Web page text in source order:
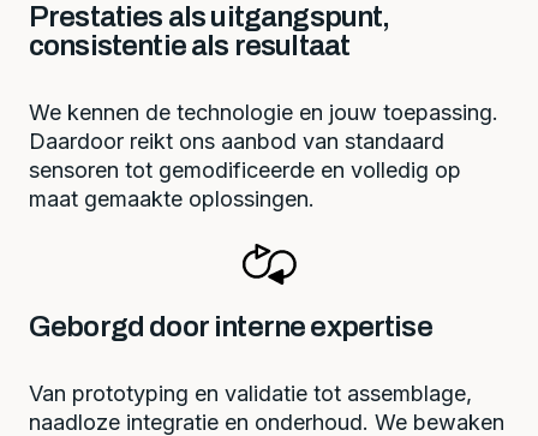
Prestaties als uitgangspunt,
consistentie als resultaat
We kennen de technologie en jouw toepassing.
Daardoor reikt ons aanbod van standaard
sensoren tot gemodificeerde en volledig op
maat gemaakte oplossingen.
Geborgd door interne expertise
Van prototyping en validatie tot assemblage,
naadloze integratie en onderhoud. We bewaken